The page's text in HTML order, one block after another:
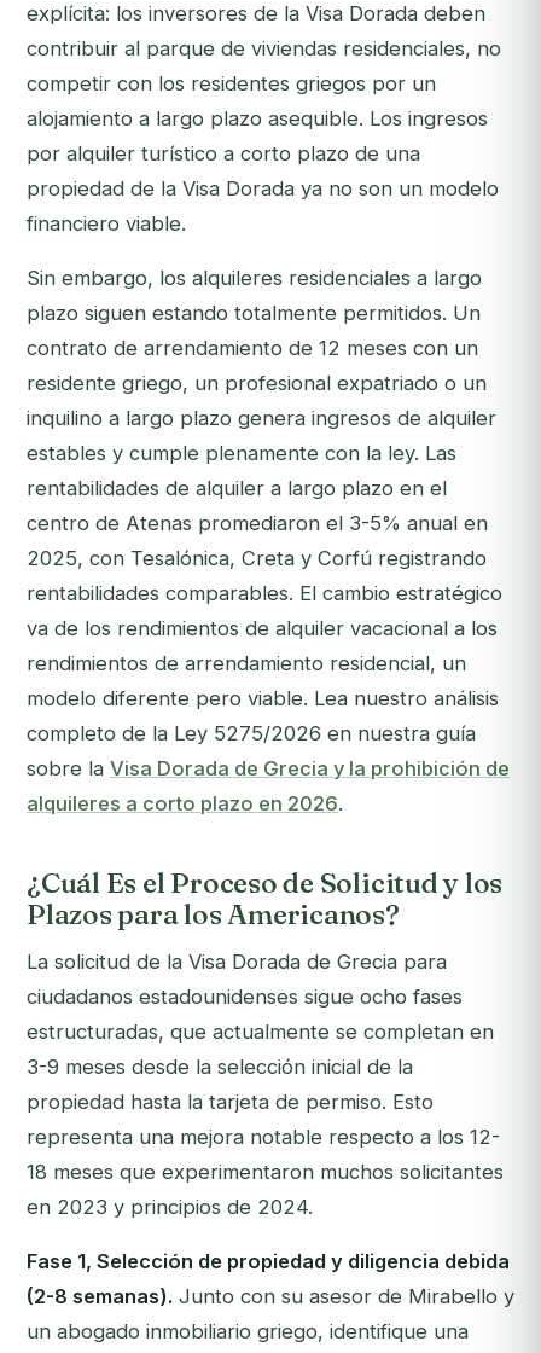
explícita: los inversores de la Visa Dorada deben
contribuir al parque de viviendas residenciales, no
competir con los residentes griegos por un
alojamiento a largo plazo asequible. Los ingresos
por alquiler turístico a corto plazo de una
propiedad de la Visa Dorada ya no son un modelo
financiero viable.
Sin embargo, los alquileres residenciales a largo
plazo siguen estando totalmente permitidos. Un
contrato de arrendamiento de 12 meses con un
residente griego, un profesional expatriado o un
inquilino a largo plazo genera ingresos de alquiler
estables y cumple plenamente con la ley. Las
rentabilidades de alquiler a largo plazo en el
centro de Atenas promediaron el 3-5% anual en
2025, con Tesalónica, Creta y Corfú registrando
rentabilidades comparables. El cambio estratégico
va de los rendimientos de alquiler vacacional a los
rendimientos de arrendamiento residencial, un
modelo diferente pero viable. Lea nuestro análisis
completo de la Ley 5275/2026 en nuestra guía
sobre la Visa Dorada de Grecia y la prohibición de
alquileres a corto plazo en 2026.
¿Cuál Es el Proceso de Solicitud y los
Plazos para los Americanos?
La solicitud de la Visa Dorada de Grecia para
ciudadanos estadounidenses sigue ocho fases
estructuradas, que actualmente se completan en
3-9 meses desde la selección inicial de la
propiedad hasta la tarjeta de permiso. Esto
representa una mejora notable respecto a los 12-
18 meses que experimentaron muchos solicitantes
en 2023 y principios de 2024.
Fase 1, Selección de propiedad y diligencia debida
(2-8 semanas). Junto con su asesor de Mirabello y
un abogado inmobiliario griego, identifique una